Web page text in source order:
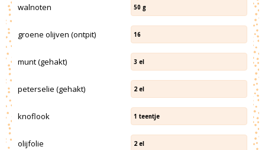
walnoten 50 g
groene olijven (ontpit) 16
munt (gehakt) 3 el
peterselie (gehakt) 2 el
knoflook 1 teentje
olijfolie 2 el